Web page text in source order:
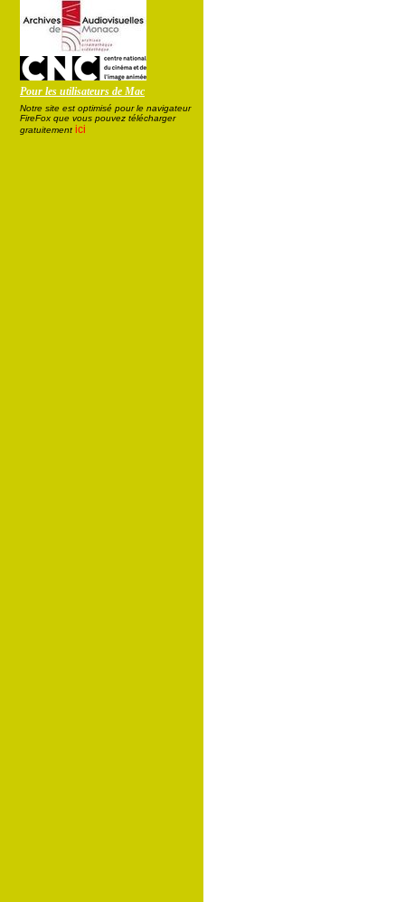
Pour les utilisateurs de Mac
Notre site est optimisé pour le navigateur
FireFox que vous pouvez télécharger
gratuitement ici